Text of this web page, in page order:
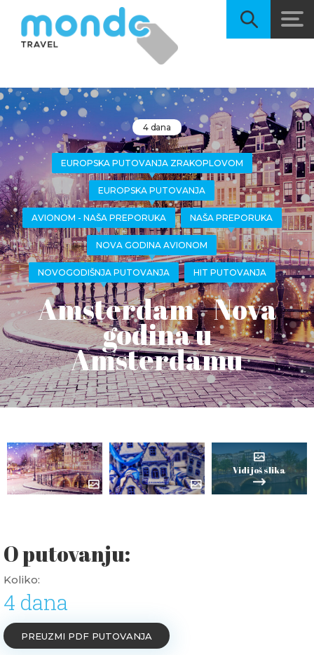
4 dana
EUROPSKA PUTOVANJA ZRAKOPLOVOM
EUROPSKA PUTOVANJA
AVIONOM - NAŠA PREPORUKA NAŠA PREPORUKA
NOVA GODINA AVIONOM
NOVOGODIŠNJA PUTOVANJA HIT PUTOVANJA
Amsterdam - Nova
godina u
Amsterdamu
Vidi još slika
O putovanju:
Koliko:
4 dana
PREUZMI PDF PUTOVANJA